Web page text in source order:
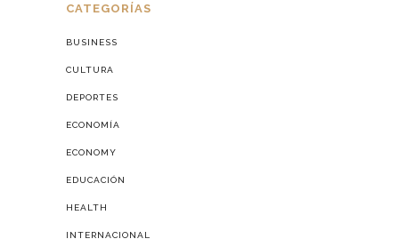
CATEGORÍAS
BUSINESS
CULTURA
DEPORTES
ECONOMÍA
ECONOMY
EDUCACIÓN
HEALTH
INTERNACIONAL